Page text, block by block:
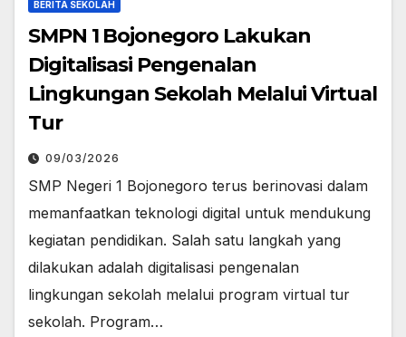
BERITA SEKOLAH
SMPN 1 Bojonegoro Lakukan
Digitalisasi Pengenalan
Lingkungan Sekolah Melalui Virtual
Tur
09/03/2026
SMP Negeri 1 Bojonegoro terus berinovasi dalam
memanfaatkan teknologi digital untuk mendukung
kegiatan pendidikan. Salah satu langkah yang
dilakukan adalah digitalisasi pengenalan
lingkungan sekolah melalui program virtual tur
sekolah. Program…